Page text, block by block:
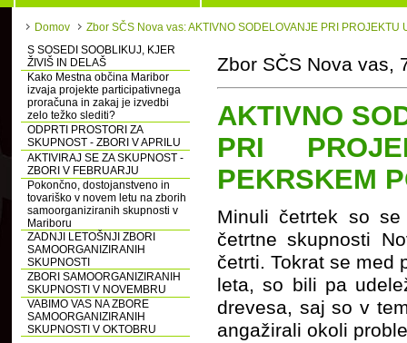
Domov
Zbor SČS Nova vas: AKTIVNO SODELOVANJE PRI PROJEKTU
S SOSEDI SOOBLIKUJ, KJER
ŽIVIŠ IN DELAŠ
Kako Mestna občina Maribor
izvaja projekte participativnega
proračuna in zakaj je izvedbi
zelo težko slediti?
ODPRTI PROSTORI ZA
SKUPNOST - ZBORI V APRILU
AKTIVIRAJ SE ZA SKUPNOST -
ZBORI V FEBRUARJU
Pokončno, dostojanstveno in
tovariško v novem letu na zborih
samoorganiziranih skupnosti v
Mariboru
ZADNJI LETOŠNJI ZBORI
SAMOORGANIZIRANIH
SKUPNOSTI
ZBORI SAMOORGANIZIRANIH
SKUPNOSTI V NOVEMBRU
VABIMO VAS NA ZBORE
SAMOORGANIZIRANIH
SKUPNOSTI V OKTOBRU
Zbor SČS Nova vas,
AKTIVNO
PRI
PEKRSKEM
Minuli četrtek so se
četrtne skupnosti
četrti. Tokrat se med
leta, so bili pa
drevesa, saj so v
angažirali okoli